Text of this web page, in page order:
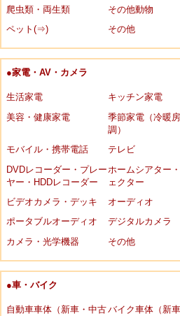
爬虫類・両生類
その他動物
ペット(⇒)
その他
●家電・AV・カメラ
生活家電
キッチン家電
美容・健康家電
季節家電（冷暖
調）
モバイル・携帯電話
テレビ
DVDレコーダー・プレー
ヤー・HDDレコーダー
ホームシアター
ェクター
ビデオカメラ・デッキ
オーディオ
ポータブルオーディオ
デジタルカメラ
カメラ・光学機器
その他
●車・バイク
自動車車体（新車・中古バイク車体（新